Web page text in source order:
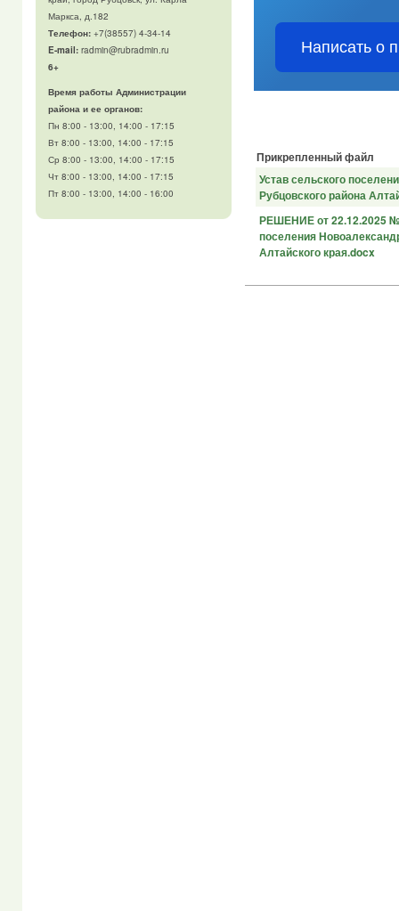
Маркса, д.182
Телефон:+7(38557) 4-34-14
E-mail:radmin@rubradmin.ru
6+
Время работы Администрации
района и ее органов:
Пн 8:00 - 13:00, 14:00 - 17:15
Вт 8:00 - 13:00, 14:00 - 17:15
Ср 8:00 - 13:00, 14:00 - 17:15
Чт 8:00 - 13:00, 14:00 - 17:15
Пт 8:00 - 13:00, 14:00 - 16:00
Написать о
Прикрепленный файл
Устав сельского
Рубцовского района
РЕШЕНИЕ от 22.12.2025 №
поселения
Алтайского края.docx